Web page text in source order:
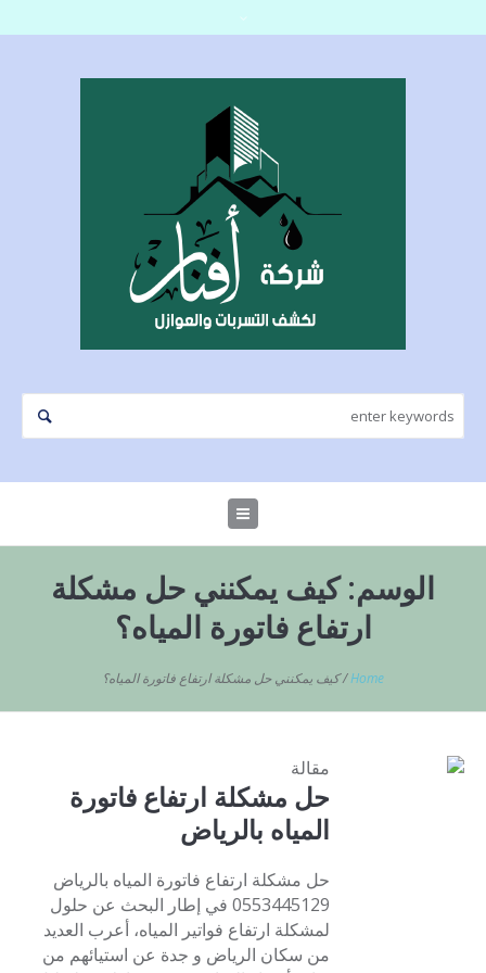
الوسم:كيف يمكنني حل مشكلة
ارتفاع فاتورة المياه؟
Home
/كيف يمكنني حل مشكلة ارتفاع فاتورة المياه؟
مقالة
حل مشكلة ارتفاع فاتورة
المياه بالرياض
حل مشكلة ارتفاع فاتورة المياه بالرياض
0553445129 في إطار البحث عن حلول
لمشكلة ارتفاع فواتير المياه، أعرب العديد
من سكان الرياض و جدة عن استيائهم من